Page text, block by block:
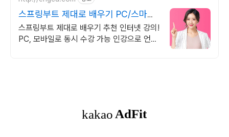
스프링부트 제대로 배우기 PC/스마트
폰 동영상강의
스프링부트 제대로 배우기 추천 인터넷 강의!
PC, 모바일로 동시 수강 가능 인강으로 언제